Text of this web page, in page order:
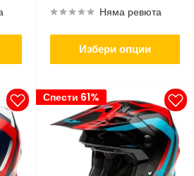
Няма ревюта
Избери опции
Спести 61%